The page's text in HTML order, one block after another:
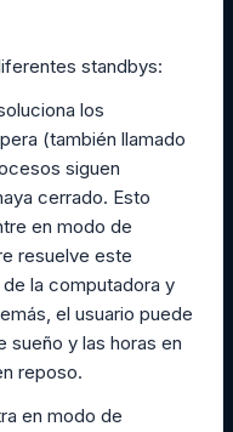
standbys:
los
(también llamado
siguen
cerrado. Esto
en modo de
resuelve este
la computadora y
el usuario puede
y las horas en
reposo.
en modo de